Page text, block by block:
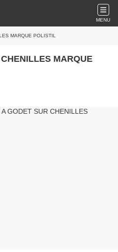
MENU
MARQUE POLISTIL
MARQUE